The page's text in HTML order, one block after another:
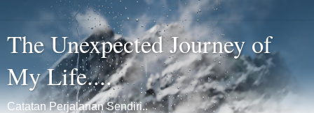
The Unexpected Journey of
My Life....
Catatan Perjalanan Sendiri..